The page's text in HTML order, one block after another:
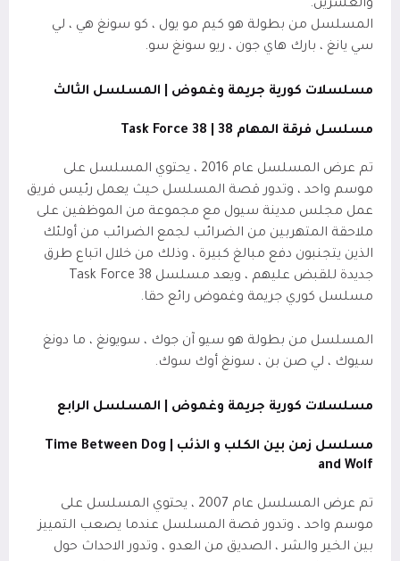
والعشرين.
المسلسل من بطولة هو كيم مو يول ، كو سونغ هي ، لي
سي يانغ ، بارك هاي جون ، ريو سونغ سو.
مسلسلات كورية جريمة وغموض | المسلسل الثالث
مسلسل فرقة المهام 38 | 38 Task Force
تم عرض المسلسل عام 2016 ، يحتوي المسلسل على
موسم واحد ، وتدور قصة المسلسل حيث يعمل رئيس فريق
عمل مجلس مدينة سيول مع مجموعة من الموظفين على
ملاحقة المتهربين من الضرائب لجمع الضرائب من أولئك
الذين يتجنبون دفع مبالغ كبيرة ، وذلك من خلال اتباع طرق
جديدة للقبض عليهم ، ويعد مسلسل 38
Task Force
مسلسل كوري جريمة وغموض رائع حقا.
المسلسل من بطولة هو سيو آن جوك ، سويونغ ، ما دونغ
سيوك ، لي صن بن ، سونغ أوك سوك.
مسلسلات كورية جريمة وغموض | المسلسل الرابع
مسلسل زمن بين الكلب و الذئب | Time Between Dog
and Wolf
تم عرض المسلسل عام 2007 ، يحتوي المسلسل على
موسم واحد ، وتدور قصة المسلسل عندما يصعب التمييز
بين الخير والشر ، الصديق من العدو ، وتدور الاحداث حول